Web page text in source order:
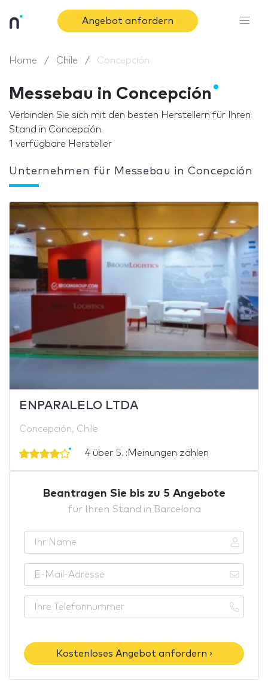
Angebot anfordern
Home Chile Concepción
Messebau in Concepción
Verbinden Sie sich mit den besten Herstellern für Ihren
Stand in Concepción.
1 verfügbare Hersteller
Unternehmen für Messebau in Concepción
ENPARALELO LTDA
Concepción, Chile
4 über 5. :Meinungen zählen
Beantragen Sie bis zu 5 Angebote
für Ihren Stand in Barcelona
Kostenloses Angebot anfordern ›